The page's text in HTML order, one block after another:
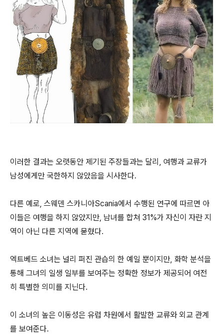
이러한 결과는 오랫동안 제기된 주장들과는 달리, 여행과 교류가
남성에게만 국한하지 않았음을 시사한다.
다른 예로, 스웨덴 스카니아Scania에서 수행된 연구에 따르면 아
이들은 여행을 하지 않았지만, 남녀를 합쳐 31%가 자신이 자란 지
역이 아닌 다른 지역에 묻혔다.
엑트베드 소녀는 널리 퍼진 관습의 한 예일 뿐이지만, 화학 분석을
통해 그녀의 일생 일부를 보여주는 정확한 정보가 제공되어 여전
히 특별한 의미를 지닌다.
이 소녀의 높은 이동성은 유럽 차원에서 활발한 교류와 외교 관계
를 보여준다.